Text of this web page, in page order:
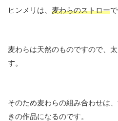
ヒンメリは、 麦わらのストロー
麦わらは天然のものですので、
す。
そのため麦わらの組み合わせは
きの作品になるのです。